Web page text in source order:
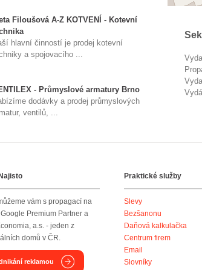
Filoušová A-Z KOTVENÍ - Kotevní
hlavní činností je prodej kotevní
a spojovacího ...
- Průmyslové armatury Brno
dodávky a prodej průmyslových
ventilů, ...
vám s propagací na
Premium Partner a
a.s. - jeden z
domů v ČR.
reklamou
Praktické služby
Slevy
Bezšanonu
Daňová kalkulačka
Centrum firem
Email
Slovníky